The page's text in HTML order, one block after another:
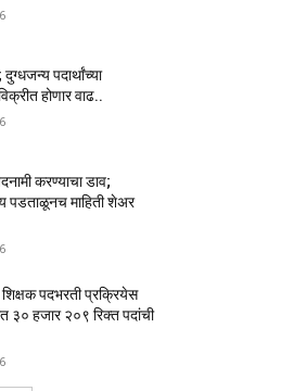
पदार्थांच्या
होणार वाढ..
करण्याचा डाव;
पडताळूनच माहिती शेअर
पदभरती प्रक्रियेस
३० हजार २०९ रिक्त पदांची